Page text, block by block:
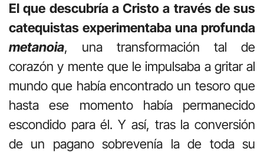
El que descubría a Cristo a través de sus
catequistas experimentaba una profunda
metanoia, una transformación tal de
corazón y mente que le impulsaba a gritar al
mundo que había encontrado un tesoro que
hasta ese momento había permanecido
escondido para él. Y así, tras la conversión
de un pagano sobrevenía la de toda su